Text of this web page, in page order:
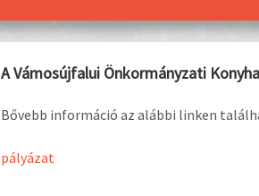
A Vámosújfalui Önkormányzati
Bővebb információ az alábbi linken
pályázat